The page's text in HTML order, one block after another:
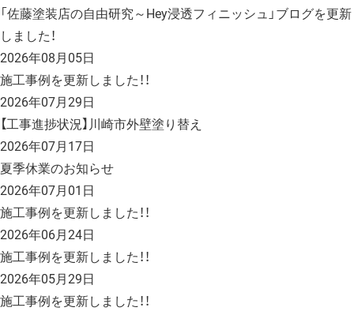
「佐藤塗装店の自由研究～Hey浸透フィニッシュ」ブログを更新
しました！
2026年08月05日
施工事例を更新しました！！
2026年07月29日
【工事進捗状況】川崎市外壁塗り替え
2026年07月17日
夏季休業のお知らせ
2026年07月01日
施工事例を更新しました！！
2026年06月24日
施工事例を更新しました！！
2026年05月29日
施工事例を更新しました！！